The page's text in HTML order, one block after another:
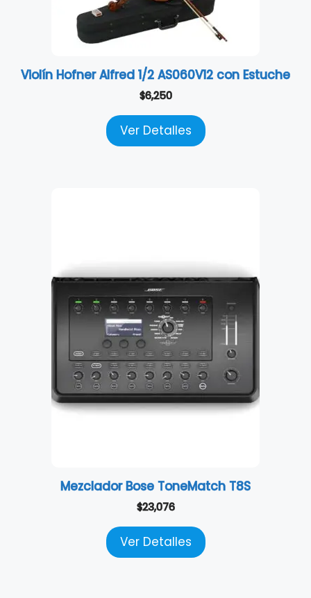
Violín Hofner Alfred 1/2 AS060V12 con Estuche
$6,250
Ver Detalles
Mezclador Bose ToneMatch T8S
$23,076
Ver Detalles